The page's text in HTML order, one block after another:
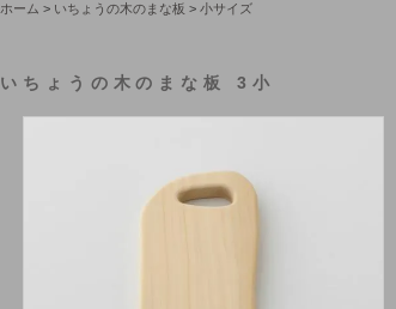
ホーム > いちょうの木のまな板 > 小サイズ
いちょうの木のまな板 3小